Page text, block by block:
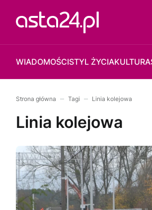
WIADOMOŚCISTYL ŻYCIAKULTURA
Strona główna Tagi Linia kolejowa
Linia kolejowa